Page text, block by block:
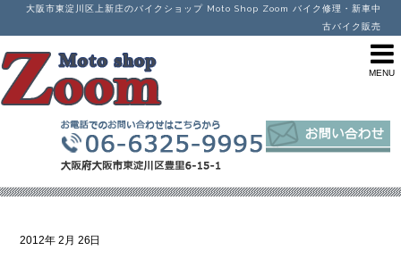
大阪市東淀川区上新庄のバイクショップ Moto Shop Zoom バイク修理・新車中
古バイク販売
2012年 2月 26日